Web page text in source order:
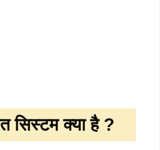
सिस्टम क्या है ?